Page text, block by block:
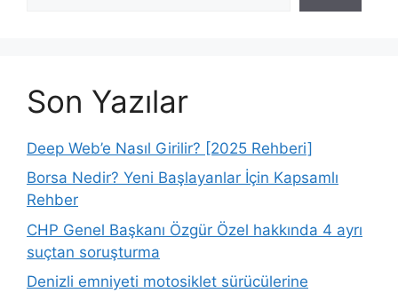
Son Yazılar
Deep Web’e Nasıl Girilir? [2025 Rehberi]
Borsa Nedir? Yeni Başlayanlar İçin Kapsamlı
Rehber
CHP Genel Başkanı Özgür Özel hakkında 4 ayrı
suçtan soruşturma
Denizli emniyeti motosiklet sürücülerine